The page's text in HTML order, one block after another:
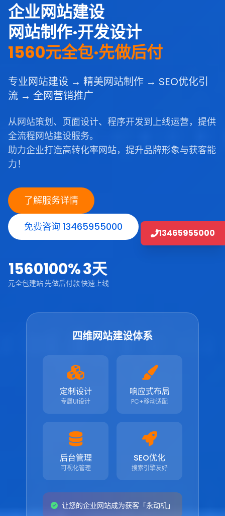
企业网站建设
网站制作·开发设计
1560元全包·先做后付
专业网站建设 → 精美网站制作 → SEO优化引
流 → 全网营销推广
从网站策划、页面设计、程序开发到上线运营，提供
全流程网站建设服务。
助力企业打造高转化率网站，提升品牌形象与获客能
力！
了解服务详情
免费咨询 13465955000
1560
元全包建站
100%
先做后付款
3天
快速上线
四维网站建设体系
定制设计
专属UI设计
响应式布局
PC+移动适配
后台管理
可视化管理
SEO优化
搜索引擎友好
让您的企业网站成为获客「永动机」
13465955000